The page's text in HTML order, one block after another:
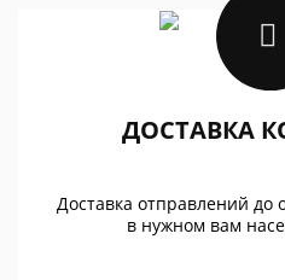
ДОСТАВКА
Доставка отправлений до
в нужном вам